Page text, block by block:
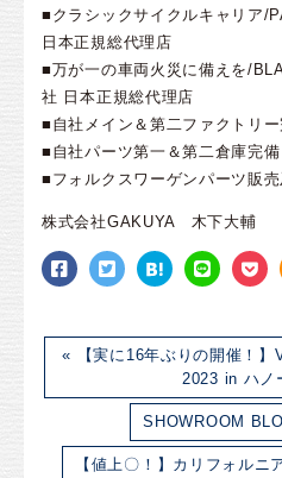
■クラシックサイクルキャリア/
日本正規総代理店
■万が一の車両火災に備えを/
社 日本正規総代理店
■自社メイン＆第二ファクトリ
■自社パーツ第一＆第二倉庫完備
■フォルクスワーゲンパーツ販
株式会社GAKUYA 木下大輔
« 【実に16年ぶりの開催！
2023 in ハノ
SHOWROOM
【値上〇！】カリフォルニ